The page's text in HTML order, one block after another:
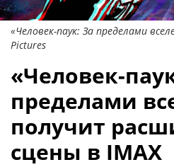
«Человек-паук: За пределами
Pictures
«Человек-
пределами
получит
сцены в IMAX